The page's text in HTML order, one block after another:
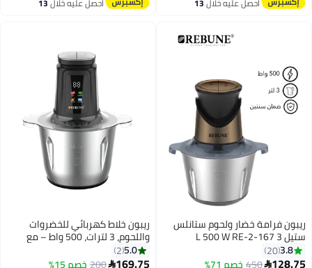
تم بيع +20 مؤخرًا
ريبون فرامة خضار ولحوم ستانلس
ستيل 3 L 500 W RE-2-167
3.8
20
128.75
450 خصم 71% أقل سعر في 30 يوم
ريبون خلاط كهربائي للخضروات
واللحوم، 3 لترات، 500 واط – مع
شاشة رقمية –
5.0
2
169.75
200 خصم 15% أقل سعر في 30 يوم